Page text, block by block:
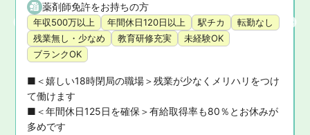
薬剤師免許をお持ちの方
年収500万以上 年間休日120日以上 駅チカ
転勤なし
残業無し・少なめ
教育研修充実
未経験OK
ブランクOK
■＜嬉しい18時閉局の職場＞残業が少なくメリハリをつけ
て働けます
■＜年間休日125日を確保＞有給取得率も80％とお休みが
多めです